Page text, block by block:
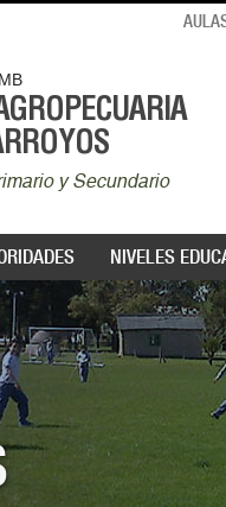
y Secundario
NIVELES